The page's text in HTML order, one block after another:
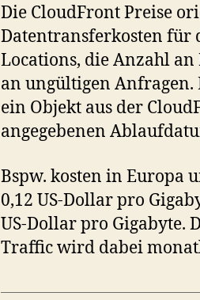
Die CloudFront Preise
Datentransferkosten für
Locations, die Anzahl
an ungültigen
ein Objekt aus der
angegebenen
Bspw. kosten in Europa
0,12 US-Dollar pro
US-Dollar pro Gigabyte.
Traffic wird dabei